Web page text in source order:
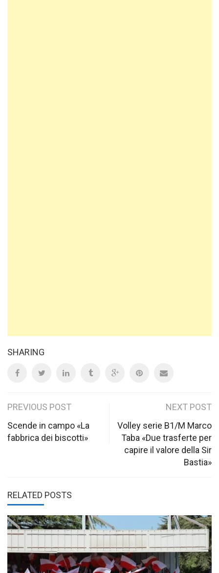
SHARING
Post
navigation
PREVIOUS POST
Scende in campo «La
fabbrica dei biscotti»
NEXT POST
Volley serie B1/M Marco
Taba «Due trasferte per
capire il valore della Sir
Bastia»
RELATED POSTS